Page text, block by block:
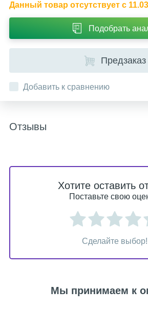
Данный товар отсутствует с
Подобрать
Предзаказ
Добавить к сравнению
Отзывы
Хотите оставить
Поставьте свою
Сделайте выбор!
Мы принимаем к